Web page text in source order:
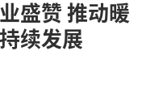
盛赞 推动暖
续发展